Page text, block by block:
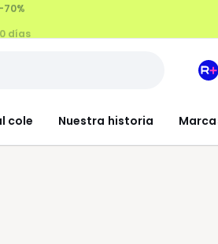
cole Nuestra historia
Mi